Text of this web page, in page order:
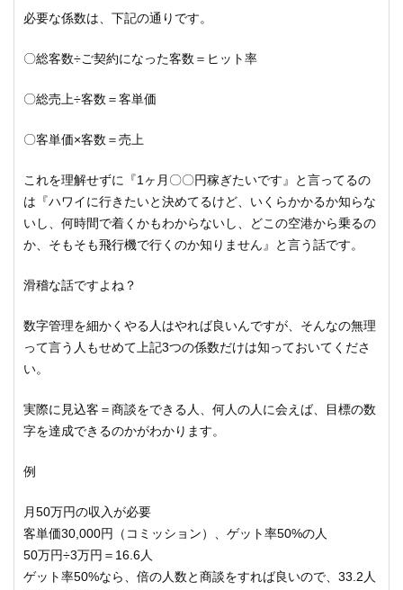
必要な係数は、下記の通りです。
〇総客数÷ご契約になった客数＝ヒット率
〇総売上÷客数＝客単価
〇客単価×客数＝売上
これを理解せずに『1ヶ月〇〇円稼ぎたいです』と言ってるの
は『ハワイに行きたいと決めてるけど、いくらかかるか知らな
いし、何時間で着くかもわからないし、どこの空港から乗るの
か、そもそも飛行機で行くのか知りません』と言う話です。
滑稽な話ですよね？
数字管理を細かくやる人はやれば良いんですが、そんなの無理
って言う人もせめて上記3つの係数だけは知っておいてくださ
い。
実際に見込客＝商談をできる人、何人の人に会えば、目標の数
字を達成できるのかがわかります。
例
月50万円の収入が必要
客単価30,000円（コミッション）、ゲット率50%の人
50万円÷3万円＝16.6人
ゲット率50%なら、倍の人数と商談をすれば良いので、33.2人